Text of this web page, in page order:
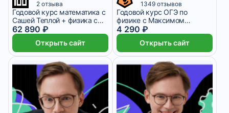
2 отзыва
Годовой курс математика с
Сашей Теплой + физика с
Кириллом | 8 класс
62 890 ₽
Открыть сайт
1349 отзывов
Годовой курс ОГЭ по
физике с Максимом
Кораблёвым
4 290 ₽
Открыть сайт